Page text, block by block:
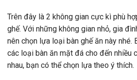
Trên đây là 2 không gian cực kì phù
ghế. Với những không gian nhỏ, gia
nên chọn lựa loại bàn ghế ăn này nhé.
các loại bàn ăn mặt đá cho đến nhiều
nhau, bạn có thể chọn lựa theo ý thích.